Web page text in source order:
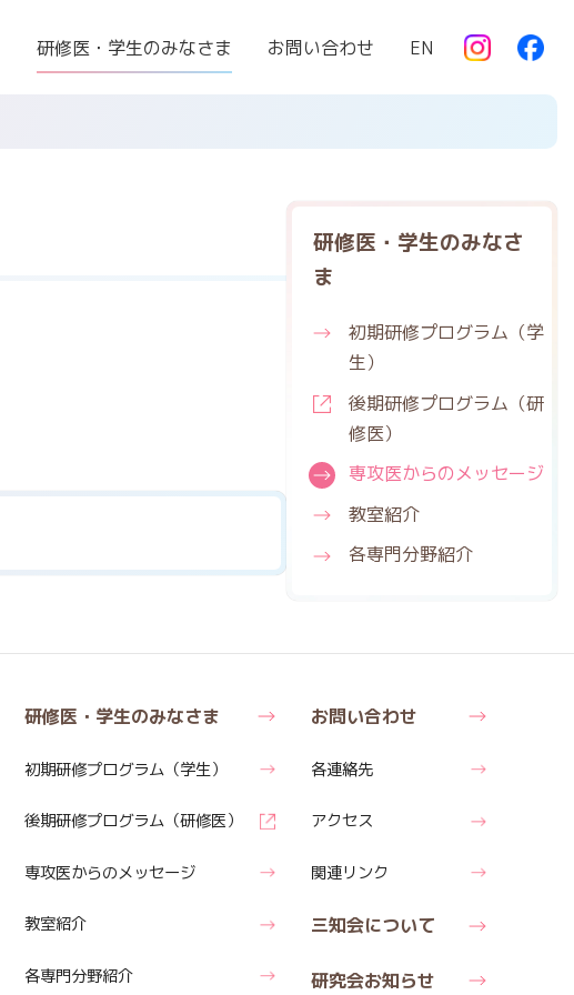
研修医・学生のみなさま お問い合わせ EN
研修医・学生のみなさ
ま
初期研修プログラム （学
生）
後期研修プログラム （研
修医）
専攻医からのメッセージ
教室紹介
各専門分野紹介
研修医・学生のみなさま
初期研修プログラム （学生）
後期研修プログラム （研修医）
専攻医からのメッセージ
教室紹介
各専門分野紹介
お問い合わせ
各連絡先
アクセス
関連リンク
三知会について
研究会お知らせ